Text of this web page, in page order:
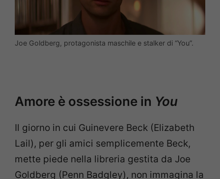
Joe Goldberg, protagonista maschile e stalker di “You”.
Amore è ossessione in You
Il giorno in cui Guinevere Beck (Elizabeth
Lail), per gli amici semplicemente Beck,
mette piede nella libreria gestita da Joe
Goldberg (Penn Badgley), non immagina la